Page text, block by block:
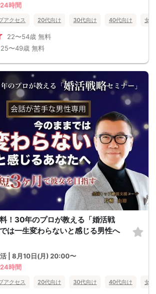
時間
アクセス 20代向け 30代向け 40代向け 女
22〜54歳 無料
25〜49歳 無料
料！30年のプロが教える「婚活戦
は一生変わらないと感じる男性へ
| 8月10日(月) 20:00〜
時間
アクセス 20代向け 30代向け 40代向け 女